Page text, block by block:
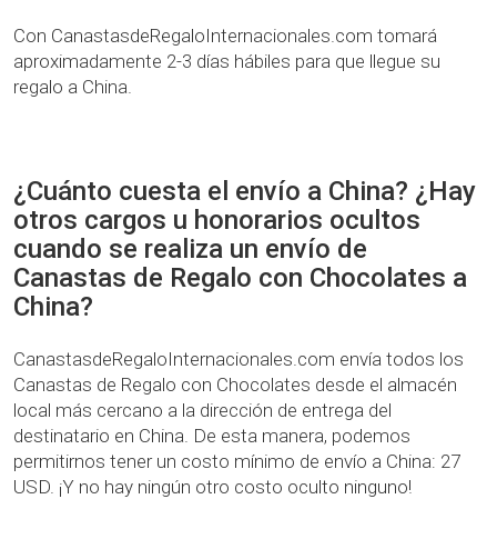
Con CanastasdeRegaloInternacionales.com tomará
aproximadamente 2-3 días hábiles para que llegue su
regalo a China.
¿Cuánto cuesta el envío a China? ¿Hay
otros cargos u honorarios ocultos
cuando se realiza un envío de
Canastas de Regalo con Chocolates a
China?
CanastasdeRegaloInternacionales.com envía todos los
Canastas de Regalo con Chocolates desde el almacén
local más cercano a la dirección de entrega del
destinatario en China. De esta manera, podemos
permitirnos tener un costo mínimo de envío a China: 27
USD. ¡Y no hay ningún otro costo oculto ninguno!